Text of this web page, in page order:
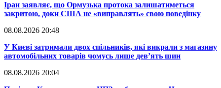
​Іран заявляє, що Ормузька протока залишатиметься
закритою, доки США не «виправлять» свою поведінку
08.08.2026 20:48
​У Києві затримали двох спільників, які викрали з магазину
автомобільних товарів чомусь лише дев’ять шин
08.08.2026 20:04